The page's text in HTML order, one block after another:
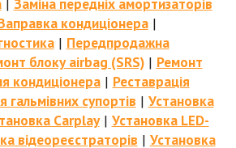
| Заміна передніх амортизаторів
кондиціонера|
| Передпродажна
блоку airbag (SRS)| Ремонт
кондиціонера| Реставрація
гальмівних супортів | Установка
Carplay| Установка LED-
відеореєстраторів | Установка